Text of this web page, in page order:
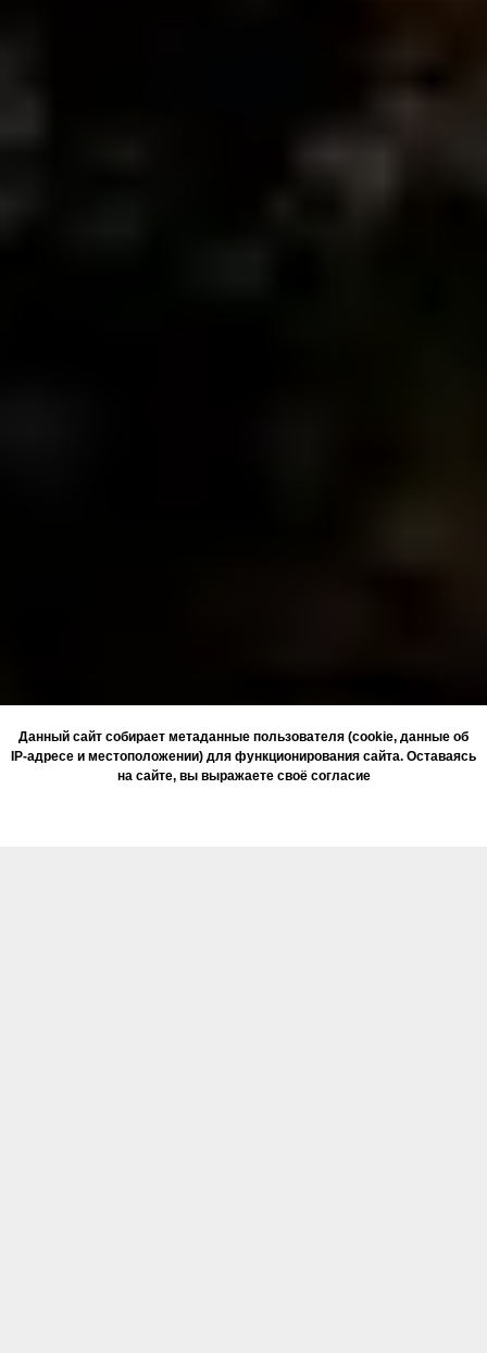
Данный сайт собирает метаданные пользователя (cookie, данные об
IP-адресе и местоположении) для функционирования сайта. Оставаясь
на сайте, вы выражаете своё согласие